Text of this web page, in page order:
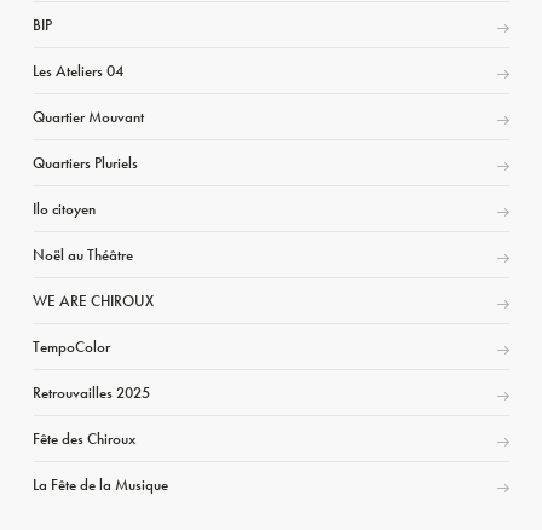
BIP
Les Ateliers 04
Quartier Mouvant
Quartiers Pluriels
Ilo citoyen
Noël au Théâtre
WE ARE CHIROUX
TempoColor
Retrouvailles 2025
Fête des Chiroux
La Fête de la Musique